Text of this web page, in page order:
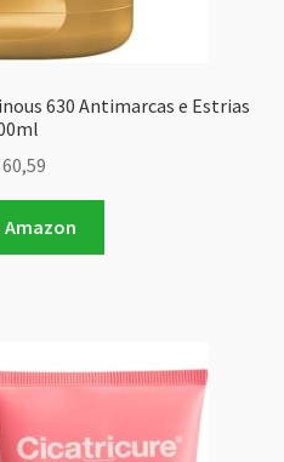
630 Antimarcas e Estrias
60,59
Amazon